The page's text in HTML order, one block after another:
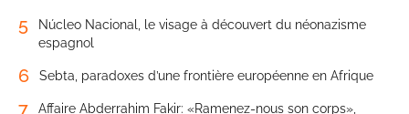
5
Núcleo Nacional, le visage à découvert du néonazisme
espagnol
6 Sebta, paradoxes d’une frontière européenne en Afrique
7
Affaire Abderrahim Fakir: «Ramenez-nous son corps»,